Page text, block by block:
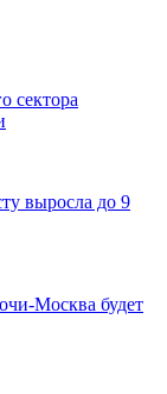
сектора
выросла до 9
Москва будет